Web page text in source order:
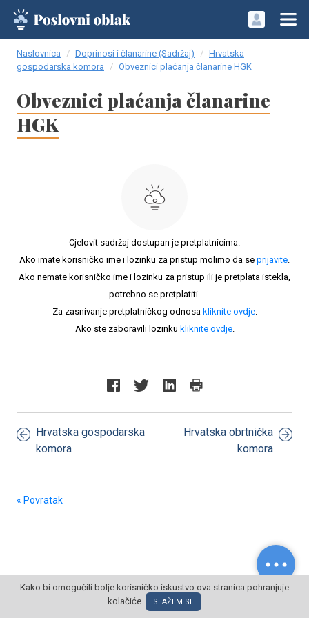
Naslovnica Doprinosi i članarine (Sadržaj)
Hrvatska
gospodarska komora
Obveznici plaćanja članarine HGK
Obveznici plaćanja članarine
HGK
Cjelovit sadržaj dostupan je pretplatnicima.
Ako imate korisničko ime i lozinku za pristup molimo da se prijavite.
Ako nemate korisničko ime i lozinku za pristup ili je pretplata istekla,
potrebno se pretplatiti.
Za zasnivanje pretplatničkog odnosa kliknite ovdje.
Ako ste zaboravili lozinku kliknite ovdje.
Hrvatska gospodarska
komora
Hrvatska obrtnička
komora
« Povratak
© POSLOVNI OBLAK Sva prava pridržana
Kako bi omogućili bolje korisničko iskustvo ova stranica pohranjuje
kolačiće.
SLAŽEM SE